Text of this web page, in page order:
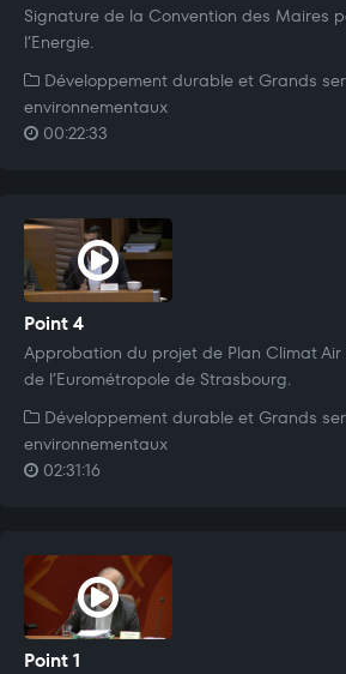
Signature de la Convention des Maires
l’Energie.
Développement durable et Grands
environnementaux
00:22:33
Point 4
Approbation du projet de Plan Climat Air
de l’Eurométropole de Strasbourg.
Développement durable et Grands
environnementaux
02:31:16
Point 1